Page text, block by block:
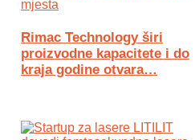
Rimac Technology širi
proizvodne kapacitete i do
kraja godine otvara…